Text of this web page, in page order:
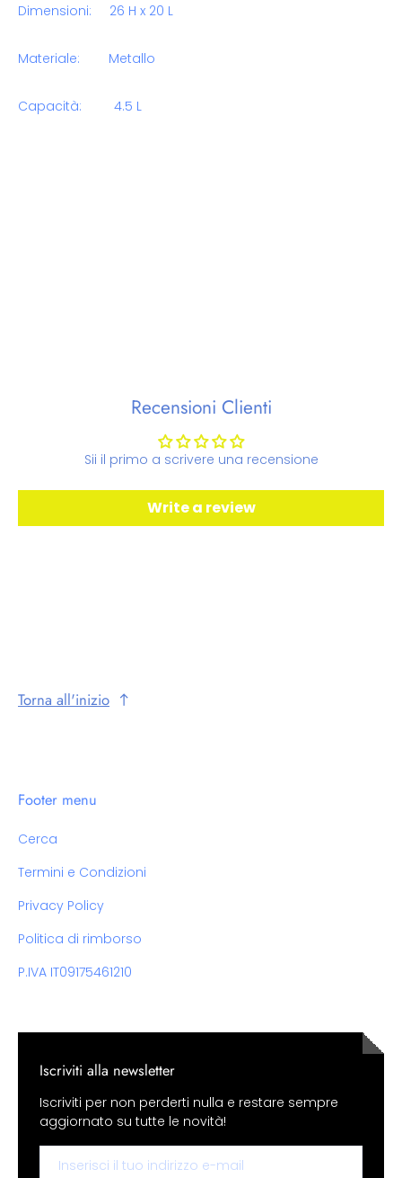
Dimensioni: 26 H x 20 L
Materiale: Metallo
Capacità: 4.5 L
Recensioni Clienti
Sii il primo a scrivere una recensione
Write a review
Torna all'inizio
Footer menu
Cerca
Termini e Condizioni
Privacy Policy
Politica di rimborso
P.IVA IT09175461210
Iscriviti alla newsletter
Iscriviti per non perderti nulla e restare sempre
aggiornato su tutte le novità!